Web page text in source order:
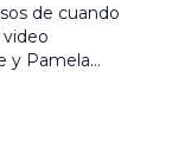
de cuando
y Pamela
Group. Él